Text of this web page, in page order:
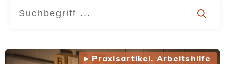
▸ Praxisartikel, Arbeitshilfe